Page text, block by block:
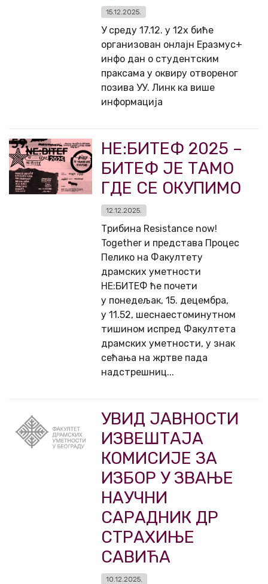
15.12.2025.
У среду 17.12. у 12х биће
организован онлајн Еразмус+
инфо дан о студентским
праксама у оквиру отвореног
позива УУ. Линк ка више
информација
НЕ:БИТЕФ 2025 –
БИТЕФ ЈЕ ТАМО
ГДЕ СЕ ОКУПИМО
12.12.2025.
Трибина Resistance now!
Together и представа Процес
Пелико на Факултету
драмских уметности
НЕ:БИТЕФ ће почети
у понедељак, 15. децембра,
у 11.52, шеснаестоминутном
тишином испред Факултета
драмских уметности, у знак
сећања на жртве пада
надстрешниц...
УВИД ЈАВНОСТИ
ИЗВЕШТАЈА
КОМИСИЈЕ ЗА
ИЗБОР У ЗВАЊЕ
НАУЧНИ
САРАДНИК ДР
СТРАХИЊЕ
САВИЋА
10.12.2025.